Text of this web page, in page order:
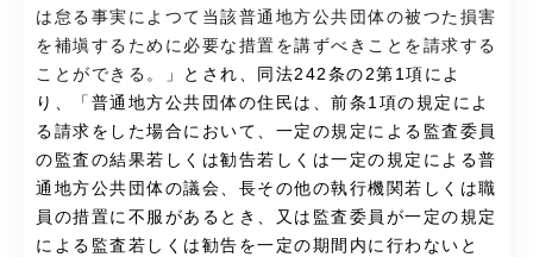
は怠る事実によつて当該普通地方公共団体の被つた損害
を補塡するために必要な措置を講ずべきことを請求する
ことができる。
」とされ、同法242条の2第1項によ
り、「普通地方公共団体の住民は、前条1項の規定によ
る請求をした場合において、一定の規定による監査委員
の監査の結果若しくは勧告若しくは一定の規定による普
通地方公共団体の議会、長その他の執行機関若しくは職
員の措置に不服があるとき、又は監査委員が一定の規定
による監査若しくは勧告を一定の期間内に行わないと